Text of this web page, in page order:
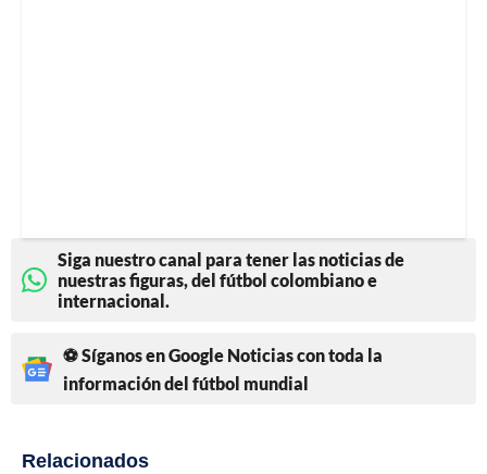
Siga nuestro canal para tener las noticias de
nuestras figuras, del fútbol colombiano e
internacional.
⚽ Síganos en Google Noticias con toda la
información del fútbol mundial
Relacionados